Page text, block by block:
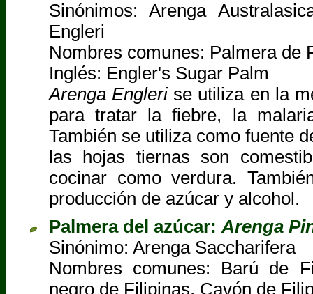
Sinónimos: Arenga
Engleri
Nombres comunes: Palmera de
Inglés: Engler's Sugar Palm
Arenga Englerise utiliza en la
para tratar la fiebre, la
También se utiliza como fuente
las hojas tiernas son
cocinar como verdura.
producción de azúcar y alcohol.
Palmera del azúcar: Arenga
Sinónimo: Arenga Saccharifera
Nombres comunes: Barú de
negro de Filipinas, Cavón de